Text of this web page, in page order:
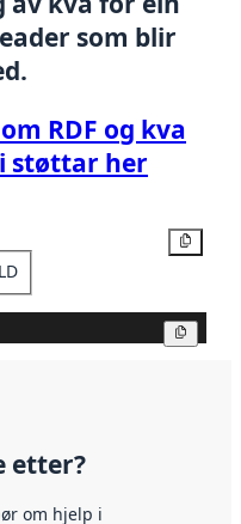
som blir
RDF og kva
støttar her
etter?
om hjelp i